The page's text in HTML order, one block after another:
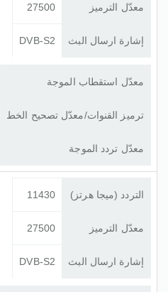
معدّل الترميز 27500
إشارة ارسال البث DVB-S2
معدّل استقطاب الموجة
ترميز القنوات/معدّل تصحيح الخط
معدّل تردد الموجة
التردد (ميجا هرتز) 11430
معدّل الترميز 27500
إشارة ارسال البث DVB-S2